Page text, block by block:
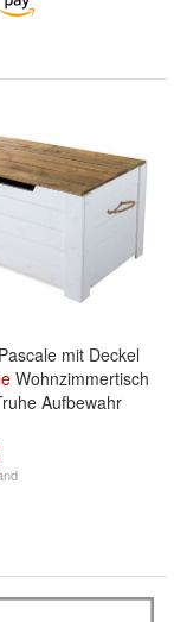
mit Deckel
Wohnzimmertisch
Aufbewahr